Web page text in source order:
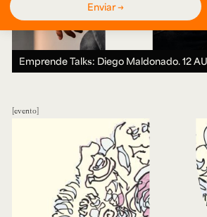
Emprende Talks: Diego Maldonado.12
evento